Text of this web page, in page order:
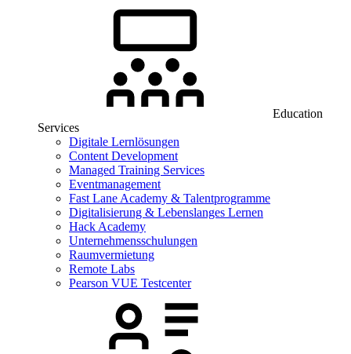
Education
Services
Digitale Lernlösungen
Content Development
Managed Training Services
Eventmanagement
Fast Lane Academy & Talentprogramme
Digitalisierung & Lebenslanges Lernen
Hack Academy
Unternehmensschulungen
Raumvermietung
Remote Labs
Pearson VUE Testcenter